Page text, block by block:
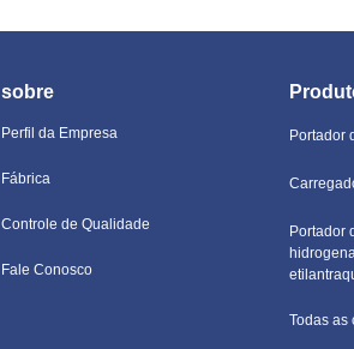
sobre
Perfil da Empresa
Fábrica
Controle de Qualidade
Fale Conosco
Portador
Portador
Todas as